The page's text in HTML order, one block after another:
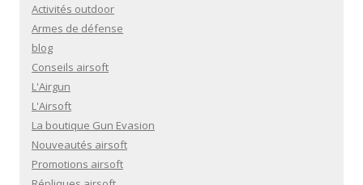
Activités outdoor
Armes de défense
blog
Conseils airsoft
L'Airgun
L'Airsoft
La boutique Gun Evasion
Nouveautés airsoft
Promotions airsoft